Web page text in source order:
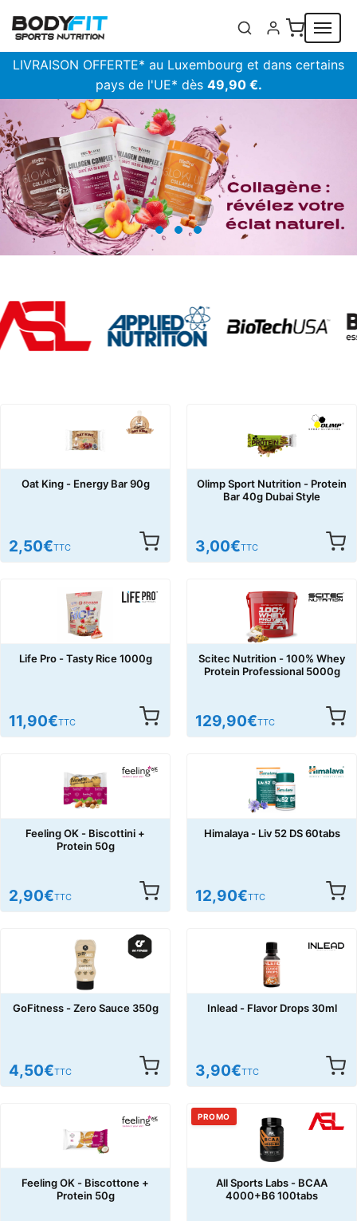
LIVRAISON OFFERTE* au Luxembourg et dans certains
pays de l'UE* dès 49,90 €.
Oat King - Energy Bar 90g
2,50€TTC
Olimp Sport Nutrition - Protein
Bar 40g Dubai Style
3,00€TTC
Life Pro - Tasty Rice 1000g
11,90€TTC
Scitec Nutrition - 100% Whey
Protein Professional 5000g
129,90€TTC
Feeling OK - Biscottini +
Protein 50g
2,90€TTC
Himalaya - Liv 52 DS 60tabs
12,90€TTC
GoFitness - Zero Sauce 350g
4,50€TTC
Inlead - Flavor Drops 30ml
3,90€TTC
Feeling OK - Biscottone +
Protein 50g
PROMO
All Sports Labs - BCAA
4000+B6 100tabs